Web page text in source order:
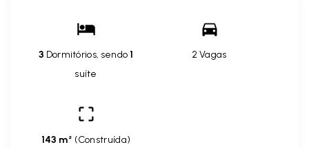
3 Dormitórios, sendo1
suíte
2 Vagas
143 m² (Construída)